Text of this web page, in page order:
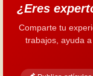
¿Eres
Comparte tu
trabajos, ayuda